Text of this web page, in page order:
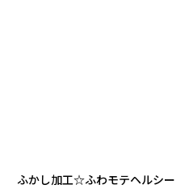
ふかし加工☆ふわモテヘルシー